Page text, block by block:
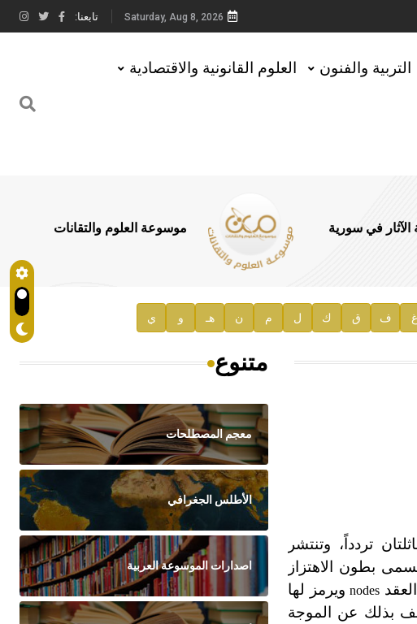
Saturday, Aug 8, 2026 تابعنا:
التربية والفنون العلوم القانونية والاقتصادية
في سورية موسوعة العلوم والتقانات
غ ف ق ك ل م ن هـ و ي
تردداً، وتنتشر
بطون الاهتزاز
nodesويرمز لها
بذلك عن الموجة
متنوع
معجم المصطلحات
الأطلس الجغرافي
اصدارات الموسوعة العربية